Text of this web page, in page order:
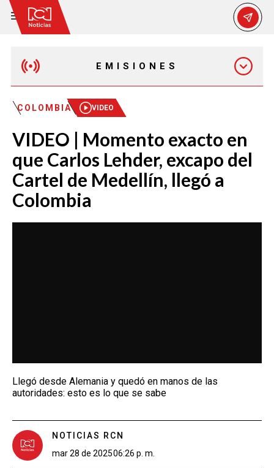
EMISIONES
MAÑANA EXPRESS
EMISIÓN 12:30 PM
EMISIÓN 7:00 PM
EMISIÓN 11:30 PM
COLOMBIA VIDEO
VIDEO | Momento exacto en
que Carlos Lehder, excapo del
Cartel de Medellín, llegó a
Colombia
Llegó desde Alemania y quedó en manos de las
autoridades: esto es lo que se sabe
NOTICIAS RCN
mar 28 de 202506:26 p. m.